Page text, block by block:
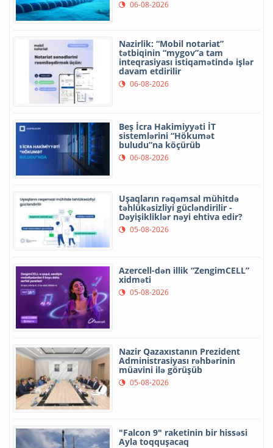
06-08-2026
Nazirlik: “Mobil notariat”
tətbiqinin “mygov”a tam
inteqrasiyası istiqamətində işlər
davam etdirilir
06-08-2026
Beş İcra Hakimiyyəti İT
sistemlərini “Hökumət
buludu”na köçürüb
06-08-2026
Uşaqların rəqəmsal mühitdə
təhlükəsizliyi gücləndirilir -
Dəyişikliklər nəyi ehtiva edir?
05-08-2026
Azercell-dən illik “ZengimCELL”
xidməti
05-08-2026
Nazir Qazaxıstanın Prezident
Administrasiyası rəhbərinin
müavini ilə görüşüb
05-08-2026
"Falcon 9" raketinin bir hissəsi
Ayla toqquşacaq